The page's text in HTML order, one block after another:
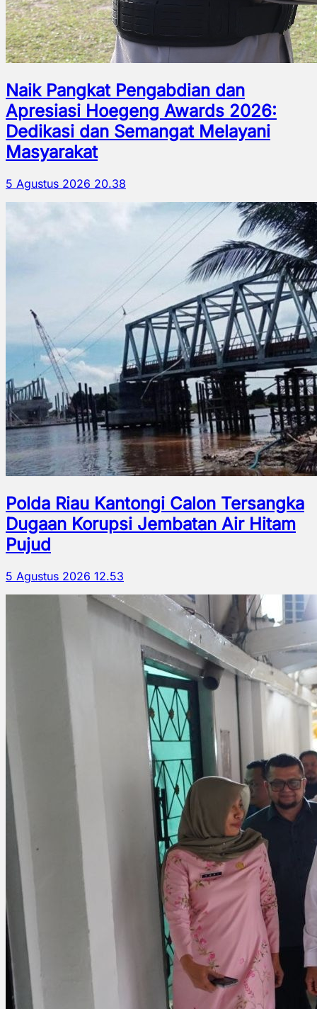
Naik Pangkat Pengabdian dan
Apresiasi Hoegeng Awards 2026:
Dedikasi dan Semangat Melayani
Masyarakat
5 Agustus 2026 20.38
Polda Riau Kantongi Calon Tersangka
Dugaan Korupsi Jembatan Air Hitam
Pujud
5 Agustus 2026 12.53